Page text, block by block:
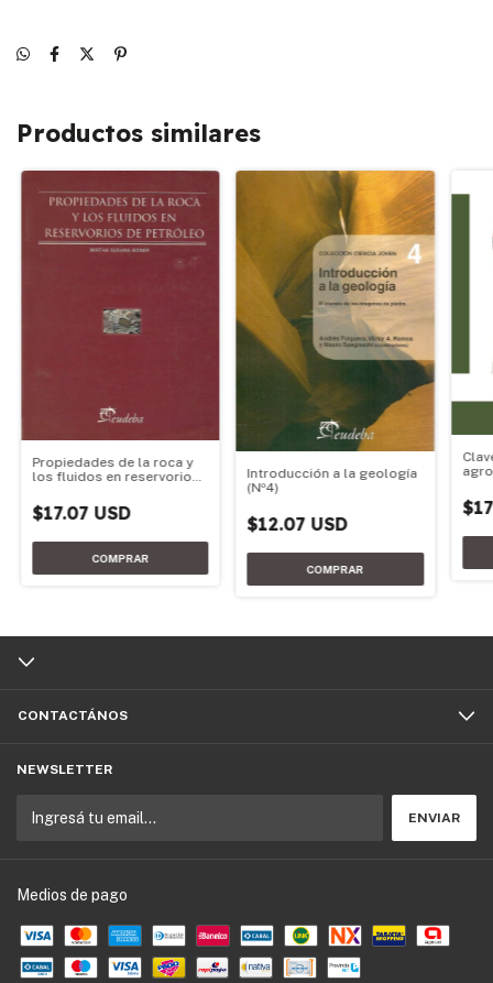
Productos similares
Propiedades de la roca y
los fluidos en reservorios
$17.07 USD
Introducción a la geología
(Nº4)
$12.07 USD
CONTACTÁNOS
NEWSLETTER
Medios de pago